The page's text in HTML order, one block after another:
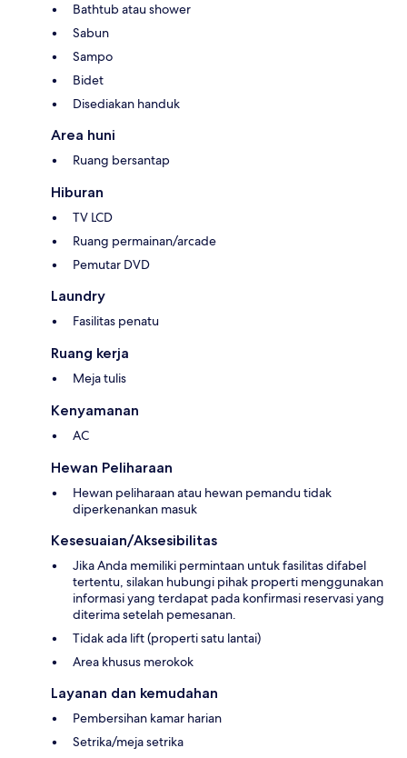
Bathtub atau shower
Sabun
Sampo
Bidet
Disediakan handuk
Area huni
Ruang bersantap
Hiburan
TV LCD
Ruang permainan/arcade
Pemutar DVD
Laundry
Fasilitas penatu
Ruang kerja
Meja tulis
Kenyamanan
AC
Hewan Peliharaan
Hewan peliharaan atau hewan pemandu tidak
diperkenankan masuk
Kesesuaian/Aksesibilitas
Jika Anda memiliki permintaan untuk fasilitas difabel
tertentu, silakan hubungi pihak properti menggunakan
informasi yang terdapat pada konfirmasi reservasi yang
diterima setelah pemesanan.
Tidak ada lift (properti satu lantai)
Area khusus merokok
Layanan dan kemudahan
Pembersihan kamar harian
Setrika/meja setrika